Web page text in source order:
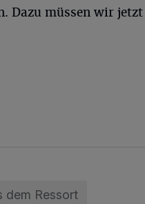
Dazu müssen wir
dem Ressort